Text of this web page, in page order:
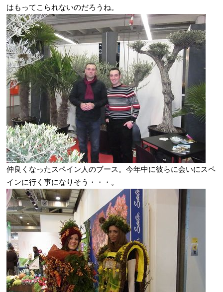
はもってこられないのだろうね。
仲良くなったスペイン人のブース。今年中に彼らに会いにスペ
インに行く事になりそう・・・。